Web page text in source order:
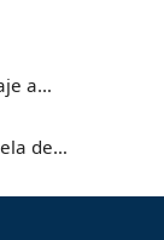
a…
de…